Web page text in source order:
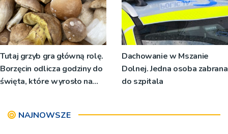
Tutaj grzyb gra główną rolę.
Borzęcin odlicza godziny do
święta, które wyrosło na
Dachowanie w Mszanie
Dolnej. Jedna osoba zabrana
do szpitala
NAJNOWSZE